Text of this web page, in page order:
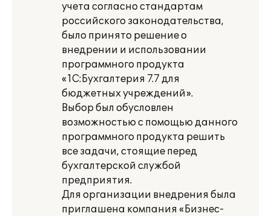
учета согласно стандартам
российского законодательства,
было принято решение о
внедрении и использовании
программного продукта
«1С:Бухгалтерия 7.7 для
бюджетных учреждений».
Выбор был обусловлен
возможностью с помощью данного
программного продукта решить
все задачи, стоящие перед
бухгалтерской службой
предприятия.
Для организации внедрения была
приглашена компания «Бизнес-